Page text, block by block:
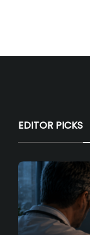
EDITOR PICKS